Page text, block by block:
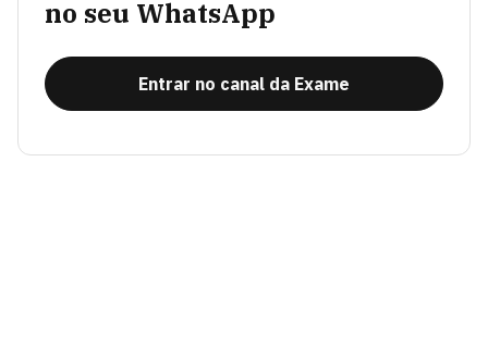
no seu WhatsApp
Entrar no canal da Exame